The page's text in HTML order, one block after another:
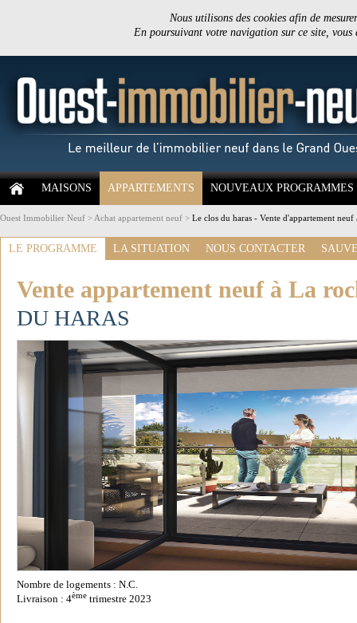
Nous utilisons des cookies afin de
En poursuivant votre navigation sur ce site,
MAISONS APPARTEMENTS NOUVEAUX PROGRAMMES
Ouest Immobilier Neuf > Achat appartement neuf > Le clos du haras - Vente d'appartement
LE PROGRAMME LA SITUATION NOUS CONTACTER
Vente appartement neuf à La
DU HARAS
Nombre de logements : N.C.
Livraison : 4ème trimestre 2023